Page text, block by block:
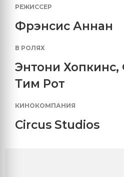
РЕЖИССЕР
Фрэнсис Аннан
В РОЛЯХ
Энтони Хопкинс,
Тим Рот
КИНОКОМПАНИЯ
Circus Studios